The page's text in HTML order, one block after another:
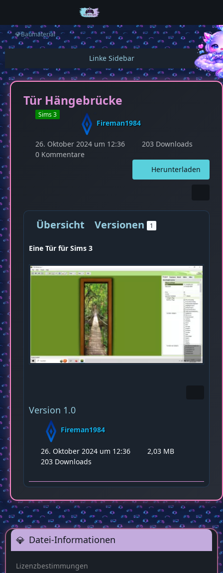
💎Baumaterial
Tür Hängebrücke
Sims 3
Fireman1984
26. Oktober 2024 um 12:36
203 Downloads
0 Kommentare
Herunterladen
Übersicht Versionen 1
Eine Tür für Sims 3
Version 1.0
Fireman1984
26. Oktober 2024 um 12:36
2,03 MB
203 Downloads
Datei-Informationen
Lizenzbestimmungen